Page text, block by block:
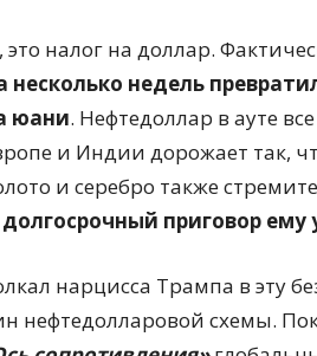
это налог на доллар.
несколько недель
юани. Нефтедоллар в ауте
и Индии дорожает так,
и серебро также
приговор
нарцисса Трампа в эту
нефтедолларовой схемы.